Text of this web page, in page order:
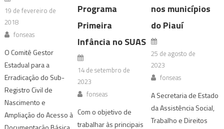
19 de fevereiro de
2018
fonseas
O Comitê Gestor
Estadual para a
Erradicação do Sub-
Registro Civil de
Nascimento e
Ampliação do Acesso à
Programa
Primeira
Infância no SUAS
14 de setembro de
2023
fonseas
Com o objetivo de
trabalhar às principais
nos municípios
do Piauí
25 de agosto de
2023
fonseas
A Secretaria de Estado
da Assistência Social,
Trabalho e Direitos